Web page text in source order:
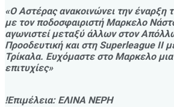
«Ο Αστέρας ανακοινώνει την έναρξη
με τον ποδοσφαιριστή Μαρκελο
αγωνιστεί μεταξύ άλλων στον
Προοδευτική και στη Superleague II
Τρίκαλα. Ευχόμαστε στο Μαρκελο μια
επιτυχίες»
!Επιμέλεια: ΕΛΙΝΑ ΝΕΡΗ